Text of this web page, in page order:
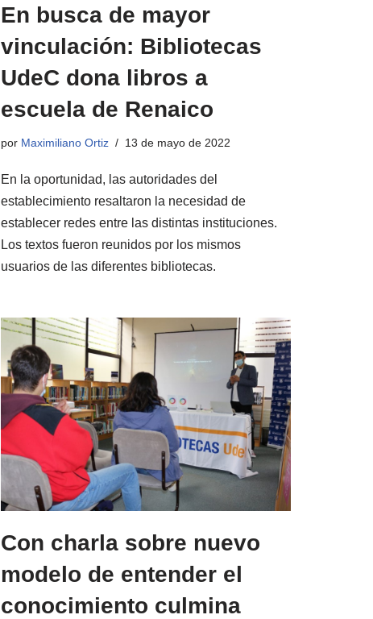
En busca de mayor
vinculación: Bibliotecas
UdeC dona libros a
escuela de Renaico
por Maximiliano Ortiz 13 de mayo de 2022
En la oportunidad, las autoridades del
establecimiento resaltaron la necesidad de
establecer redes entre las distintas instituciones.
Los textos fueron reunidos por los mismos
usuarios de las diferentes bibliotecas.
Con charla sobre nuevo
modelo de entender el
conocimiento culmina